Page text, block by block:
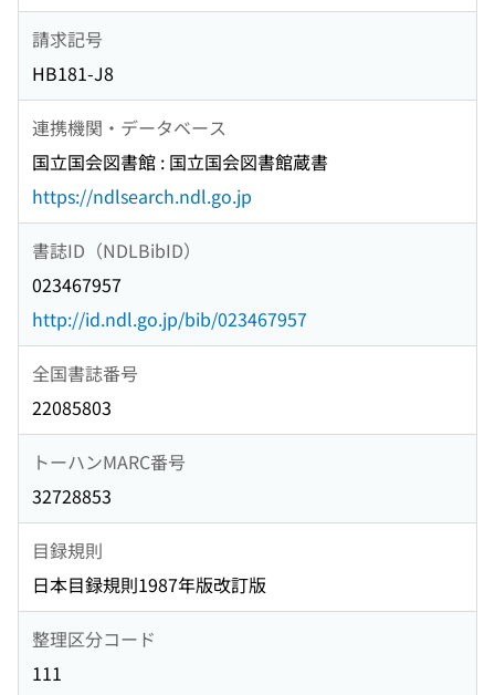
請求記号
HB181-J8
連携機関・データベース
国立国会図書館 : 国立国会図書館蔵書
https://ndlsearch.ndl.go.jp
書誌ID（NDLBibID）
023467957
http://id.ndl.go.jp/bib/023467957
全国書誌番号
22085803
トーハンMARC番号
32728853
目録規則
日本目録規則1987年版改訂版
整理区分コード
111